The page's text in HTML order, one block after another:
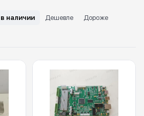
наличии Дешевле
Дороже
для режущих